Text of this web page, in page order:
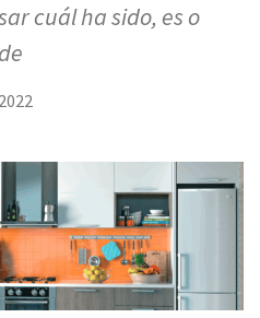
cuál ha sido, es o